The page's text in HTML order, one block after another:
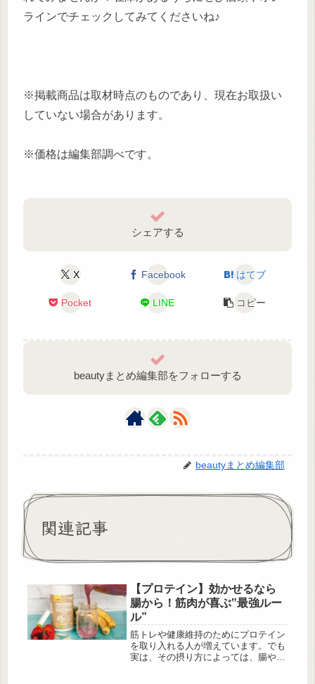
ラインでチェックしてみてくださいね♪
※掲載商品は取材時点のものであり、現在お取扱い
していない場合があります。
※価格は編集部調べです。
シェアする
X Facebook はてブ
Pocket LINE コピー
beautyまとめ編集部をフォローする
beautyまとめ編集部
関連記事
【プロテイン】効かせるなら
腸から！筋肉が喜ぶ‟最強ルー
ル”
筋トレや健康維持のためにプロテイン
を取り入れる人が増えています。でも
実は、その摂り方によっては、腸や腎